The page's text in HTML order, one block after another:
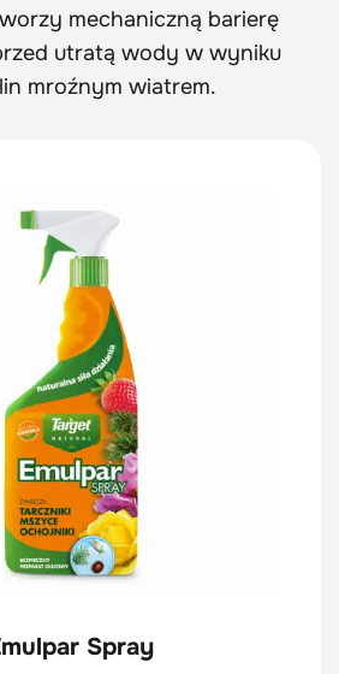
mechaniczną barierę
utratą wody w wyniku
mroźnym wiatrem.
Spray